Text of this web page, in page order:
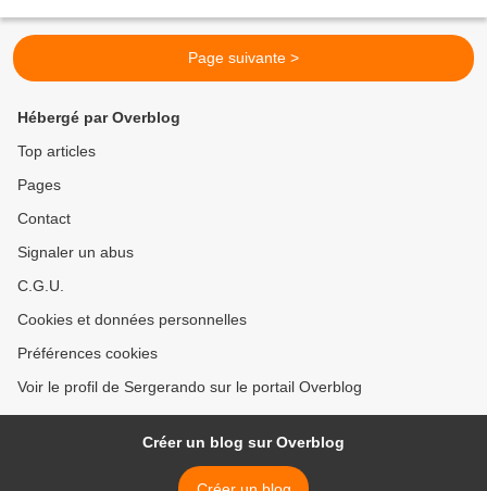
Page suivante >
Hébergé par Overblog
Top articles
Pages
Contact
Signaler un abus
C.G.U.
Cookies et données personnelles
Préférences cookies
Voir le profil de Sergerando sur le portail Overblog
Créer un blog sur Overblog